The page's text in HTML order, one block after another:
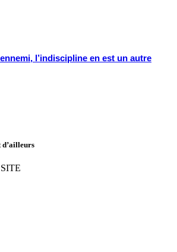
l’indiscipline en est un autre
d’ailleurs